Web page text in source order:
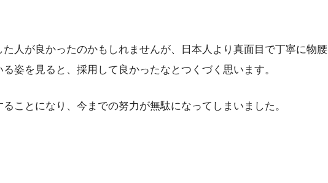
人が良かったのかもしれませんが、日本人より真面目で丁寧に物腰
姿を見ると、採用して良かったなとつくづく思います。
ることになり、今までの努力が無駄になってしまいました。